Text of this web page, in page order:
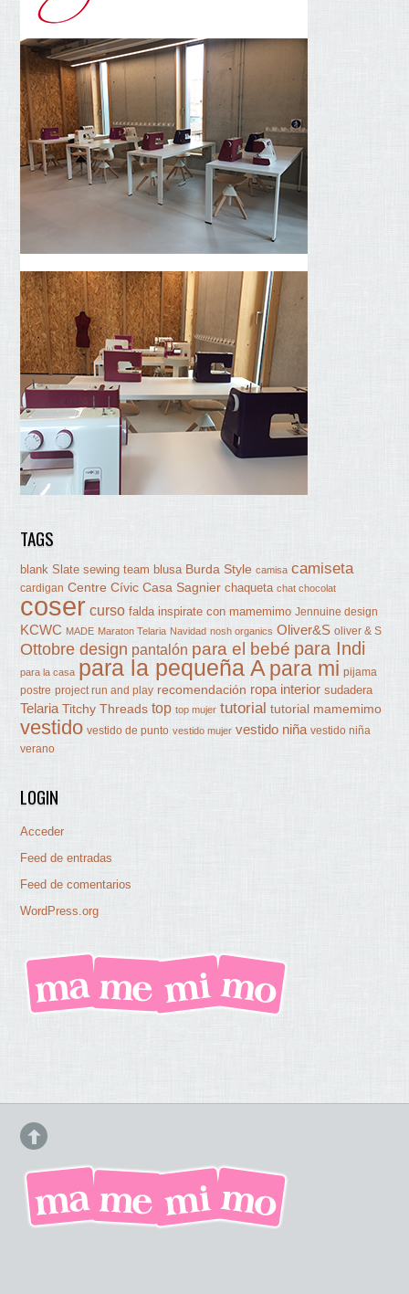
TAGS
blank Slate sewing team blusa Burda Style camisa camiseta
cardigan Centre Cívic Casa Sagnier chaqueta chat chocolat
coser curso falda inspirate con mamemimo Jennuine design
KCWC MADE Maraton Telaria Navidad nosh organics Oliver&S oliver & S
Ottobre design pantalón para el bebé para Indi
para la casa para la pequeña A para mi pijama
postre project run and play recomendación ropa interior sudadera
Telaria Titchy Threads top top mujer tutorial tutorial mamemimo
vestido vestido de punto vestido mujer vestido niña vestido niña
verano
LOGIN
Acceder
Feed de entradas
Feed de comentarios
WordPress.org